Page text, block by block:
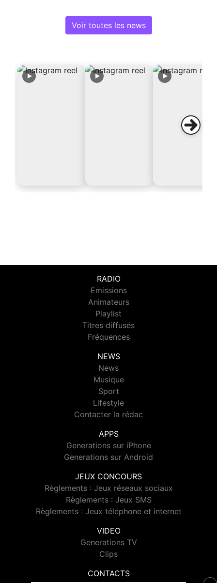
Voir toutes les news
RADIO
Emissions
Animateurs
Playlist
Titres diffusés
Fréquences
NEWS
News
Musique
Sport
Lifestyle
Contacter la rédac
APPS
Generations sur iPhone
Generations sur Android
JEUX CONCOURS
Règlements : Jeux réseaux sociaux
Règlements : Jeux SMS
Règlements : Jeux téléphone et internet
VIDEO
Generations TV
Clips
CONTACTS